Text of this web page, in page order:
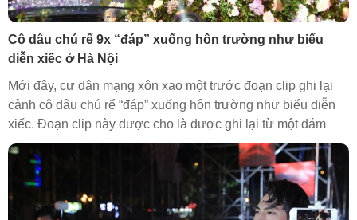
Cô dâu chú rể 9x “đáp” xuống hôn trường như biểu
diễn xiếc ở Hà Nội
Mới đây, cư dân mạng xôn xao một trước đoạn clip ghi lại
cảnh cô dâu chú rể “đáp” xuống hôn trường như biểu diễn
xiếc. Đoạn clip này được cho là được ghi lại từ một đám
cưới diễn ra ở Hà Nội vào hôm 6/8.